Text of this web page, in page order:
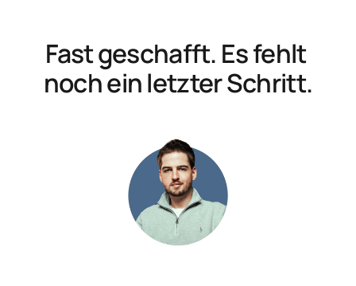
Fast geschafft. Es fehlt
noch ein letzter Schritt.